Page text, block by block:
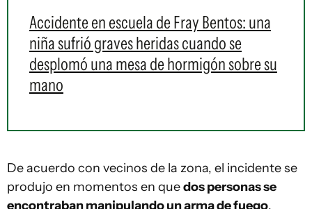
Accidente en escuela de Fray Bentos: una
niña sufrió graves heridas cuando se
desplomó una mesa de hormigón sobre su
mano
De acuerdo con vecinos de la zona, el incidente se
produjo en momentos en quedos personas se
encontraban manipulando un arma de fuego.